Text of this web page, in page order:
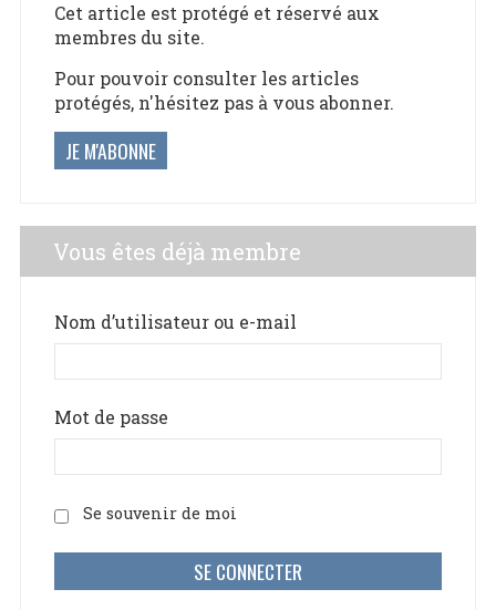
Cet article est protégé et réservé aux
membres du site.
Pour pouvoir consulter les articles
protégés, n'hésitez pas à vous abonner.
JE M'ABONNE
Vous êtes déjà membre
Nom d’utilisateur ou e-mail
Mot de passe
Se souvenir de moi